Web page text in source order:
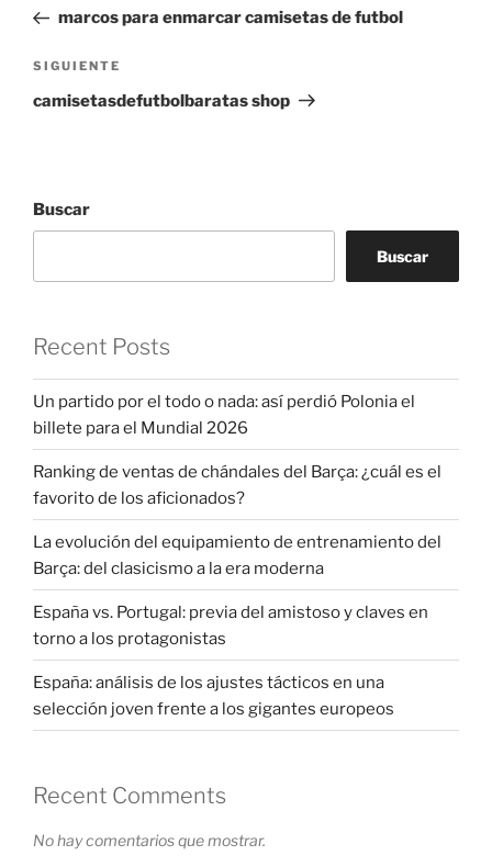
entradas
anterior:
marcos para enmarcar camisetas de futbol
Siguiente
entrada
SIGUIENTE
camisetasdefutbolbaratas shop
Buscar
Buscar
Recent Posts
Un partido por el todo o nada: así perdió Polonia el
billete para el Mundial 2026
Ranking de ventas de chándales del Barça: ¿cuál es el
favorito de los aficionados?
La evolución del equipamiento de entrenamiento del
Barça: del clasicismo a la era moderna
España vs. Portugal: previa del amistoso y claves en
torno a los protagonistas
España: análisis de los ajustes tácticos en una
selección joven frente a los gigantes europeos
Recent Comments
No hay comentarios que mostrar.